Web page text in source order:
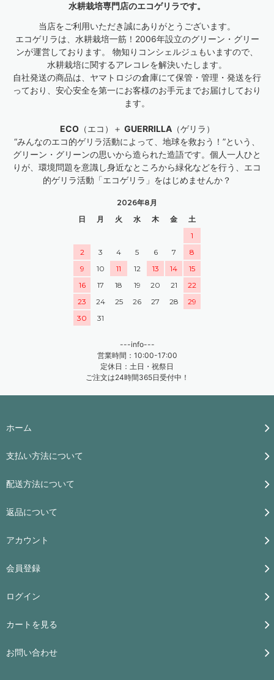
水耕栽培専門店のエコゲリラです。
当店をご利用いただき誠にありがとうございます。
エコゲリラは、水耕栽培一筋！2006年設立のグリーン・グリー
ンが運営しております。 物知りコンシェルジュもいますので、
水耕栽培に関するアレコレを解決いたします。
自社発送の商品は、ヤマトロジの倉庫にて保管・管理・発送を行
っており、安心安全を第一にお客様のお手元までお届けしており
ます。
ECO（エコ）＋ GUERRILLA（ゲリラ）
“みんなのエコ的ゲリラ活動によって、地球を救おう！”という、
グリーン・グリーンの思いから造られた造語です。個人一人ひと
りが、環境問題を意識し身近なところから緑化などを行う、エコ
的ゲリラ活動「エコゲリラ」をはじめませんか？
2026年8月
日
月 火 水 木 金
土
1
2
3 4 5 6 7
8
9
10 11 12 13 14
15
16
17 18 19 20 21
22
23
24 25 26 27 28
29
30
31
---info---
営業時間：10:00-17:00
定休日：土日・祝祭日
ご注文は24時間365日受付中！
ホーム
支払い方法について
配送方法について
返品について
アカウント
会員登録
ログイン
カートを見る
お問い合わせ